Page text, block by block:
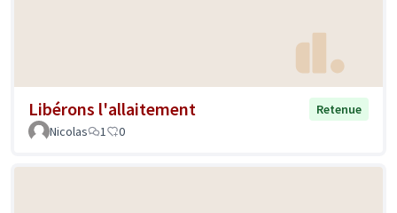
Libérons l'allaitement
Retenue
Nicolas
1 0